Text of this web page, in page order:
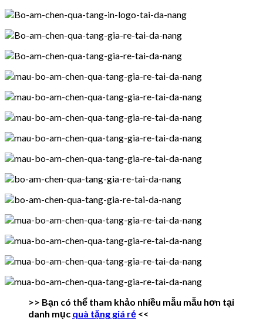
>> Bạn có thể tham khảo nhiều mẫu mẫu hơn tại
danh mục quà tặng giá rẻ <<